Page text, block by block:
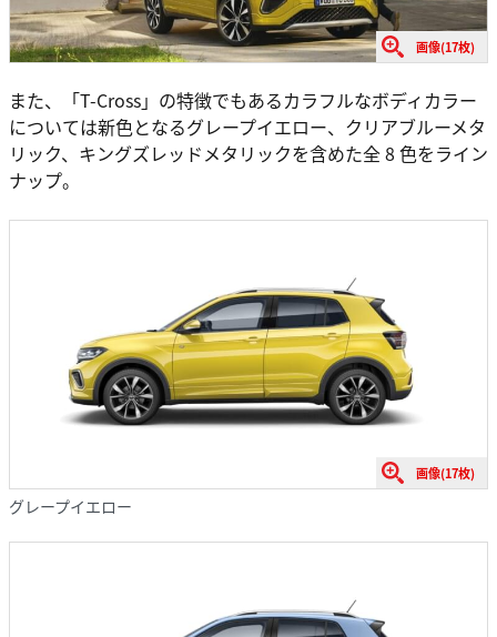
画像(17枚)
また、「T-Cross」の特徴でもあるカラフルなボディカラー
については新色となるグレープイエロー、クリアブルーメタ
リック、キングズレッドメタリックを含めた全 8 色をライン
ナップ。
画像(17枚)
グレープイエロー